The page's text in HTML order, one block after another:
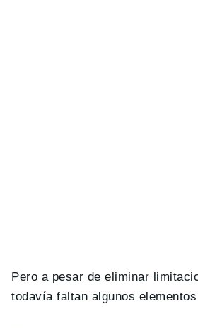
Pero a pesar de eliminar
todavía faltan algunos